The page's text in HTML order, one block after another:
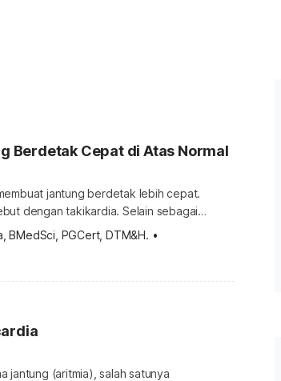
Berdetak Cepat di Atas Normal
jantung berdetak lebih cepat.
takikardia. Selain sebagai
detak jantung juga bisa berbahaya
berdampak pada kinerja organ-organ
jantung lebih dari 100 […]
BMedSci, PGCert, DTM&H. •
jantung (aritmia), salah satunya